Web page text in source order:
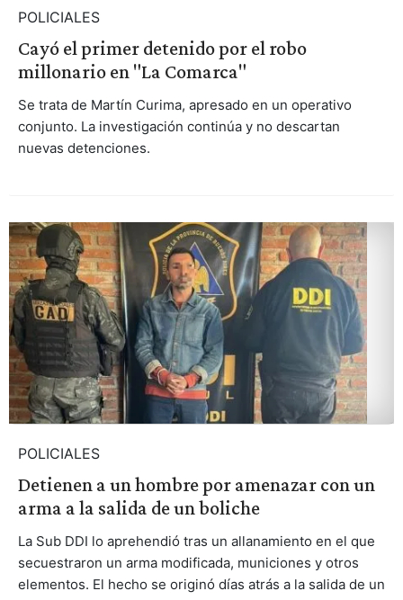
POLICIALES
Cayó el primer detenido por el robo
millonario en "La Comarca"
Se trata de Martín Curima, apresado en un operativo
conjunto. La investigación continúa y no descartan
nuevas detenciones.
POLICIALES
Detienen a un hombre por amenazar con un
arma a la salida de un boliche
La Sub DDI lo aprehendió tras un allanamiento en el que
secuestraron un arma modificada, municiones y otros
elementos. El hecho se originó días atrás a la salida de un